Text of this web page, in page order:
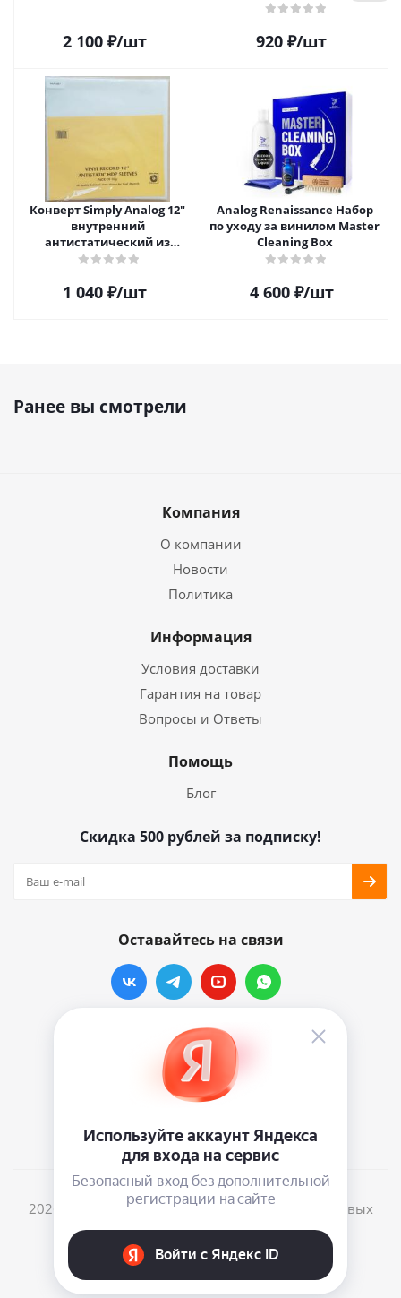
2 100₽/шт 920 ₽/шт
Конверт Simply Analog 12"
внутренний
антистатический из
полиэтилена для пластинок
1 040₽/шт
Analog Renaissance Набор
по уходу за винилом Master
Cleaning Box
4 600₽/шт
Ранее вы смотрели
Компания
О компании
Новости
Политика
Информация
Условия доставки
Гарантия на товар
Вопросы и Ответы
Помощь
Блог
Скидка 500 рублей за подписку!
Оставайтесь на связи
Наши контакты
info@vinylmarkt.ru
2026 © Винилмаркт - интернет-магазин виниловых
пластинок